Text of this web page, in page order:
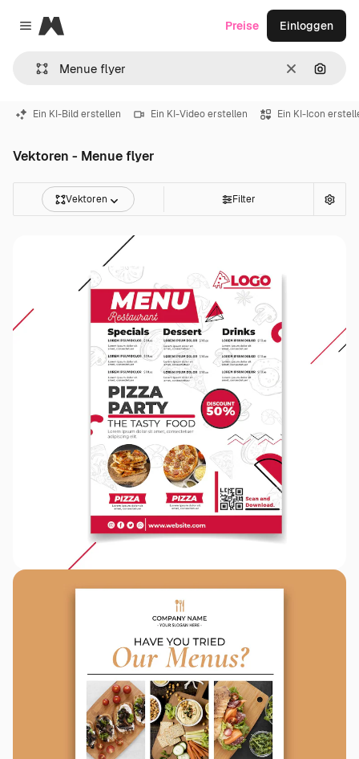
Close menu
Magnific
LöschenNach
Preise Einloggen
Ein KI-Bild erstellen Ein KI-Video erstellen Ein KI-Icon
Vektoren - Menue flyer
Vektoren Filter